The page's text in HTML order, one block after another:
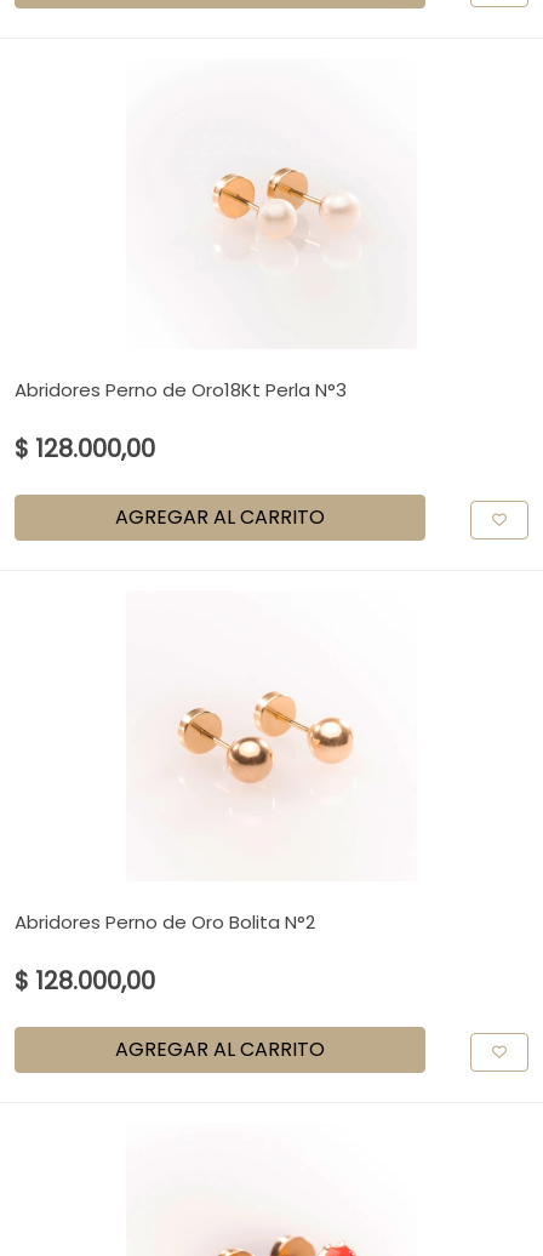
Abridores Perno de Oro18Kt Perla N°3
$ 128.000,00
AGREGAR AL CARRITO
Abridores Perno de Oro Bolita N°2
$ 128.000,00
AGREGAR AL CARRITO